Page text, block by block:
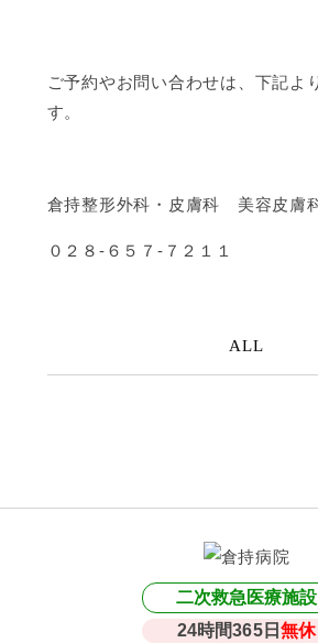
ご予約やお問い合わせは、下記よ
す。
倉持整形外科・皮膚科 美容皮膚
０２８-６５７-７２１１
ALL
二次救急医療施設
24時間365日 無休